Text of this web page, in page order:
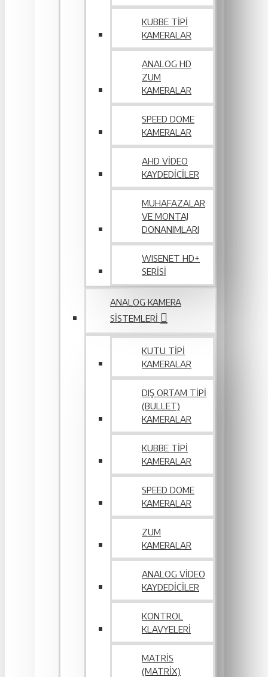
KUBBE TIPI
KAMERALAR
ANALOG HD
ZUM
KAMERALAR
SPEED DOME
KAMERALAR
AHD VIDEO
KAYDEDICILER
MUHAFAZALAR
VE MONTAJ
DONANIMLARI
WISENET HD+
SERİSİ
ANALOG KAMERA
SISTEMLERI
KUTU TIPI
KAMERALAR
DIŞ ORTAM TIPI
(BULLET)
KAMERALAR
KUBBE TIPI
KAMERALAR
SPEED DOME
KAMERALAR
ZUM
KAMERALAR
ANALOG VIDEO
KAYDEDICILER
KONTROL
KLAVYELERI
MATRIS
(MATRIX)